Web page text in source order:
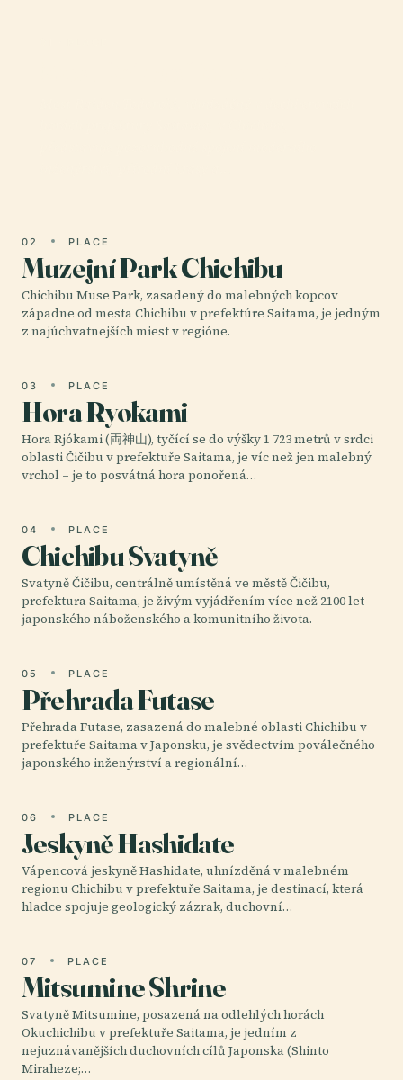
02 PLACE
Muzejní Park Chichibu
Chichibu Muse Park, zasadený do malebných kopcov
západne od mesta Chichibu v prefektúre Saitama, je jedným
z najúchvatnejších miest v regióne.
03 PLACE
Hora Ryōkami
Hora Rjókami (両神山), tyčící se do výšky 1 723 metrů v srdci
oblasti Čičibu v prefektuře Saitama, je víc než jen malebný
vrchol – je to posvátná hora ponořená…
04 PLACE
Chichibu Svatyně
Svatyně Čičibu, centrálně umístěná ve městě Čičibu,
prefektura Saitama, je živým vyjádřením více než 2100 let
japonského náboženského a komunitního života.
05 PLACE
Přehrada Futase
Přehrada Futase, zasazená do malebné oblasti Chichibu v
prefektuře Saitama v Japonsku, je svědectvím poválečného
japonského inženýrství a regionální…
06 PLACE
Jeskyně Hashidate
Vápencová jeskyně Hashidate, uhnízděná v malebném
regionu Chichibu v prefektuře Saitama, je destinací, která
hladce spojuje geologický zázrak, duchovní…
07 PLACE
Mitsumine Shrine
Svatyně Mitsumine, posazená na odlehlých horách
Okuchichibu v prefektuře Saitama, je jedním z
nejuznávanějších duchovních cílů Japonska (Shinto
Miraheze;…